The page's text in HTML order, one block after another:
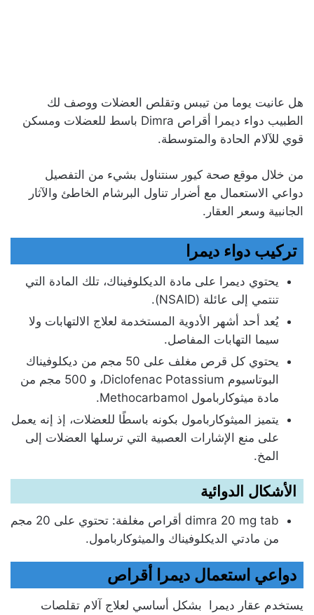
هل عانيت يوما من تيبس وتقلص العضلات ووصف لك
الطبيب دواء ديمرا أقراص Dimra باسط للعضلات ومسكن
قوي للآلام الحادة والمتوسطة.
من خلال موقع صحة كيور سنتناول بشيء من التفصيل
دواعي الاستعمال مع أضرار تناول البرشام الخاطئ والآثار
الجانبية وسعر العقار.
تركيب دواء ديمرا
يحتوي ديمرا على مادة الديكلوفيناك، تلك المادة التي
تنتمي إلى عائلة (NSAID).
يُعد أحد أشهر الأدوية المستخدمة لعلاج الالتهابات ولا
سيما التهابات المفاصل.
يحتوي كل قرص مغلف على 50 مجم من ديكلوفيناك
البوتاسيوم Diclofenac Potassium، و 500 مجم من
مادة ميثوكاربامول Methocarbamol.
يتميز الميثوكاربامول بكونه باسطًا للعضلات، إذ إنه يعمل
على منع الإشارات العصبية التي ترسلها العضلات إلى
المخ.
الأشكال الدوائية
dimra 20 mg tab أقراص مغلفة: تحتوي على 20 مجم
من مادتي الديكلوفيناك والميثوكاربامول.
دواعي استعمال ديمرا أقراص
يستخدم عقار ديمرا بشكل أساسي لعلاج آلام تقلصات